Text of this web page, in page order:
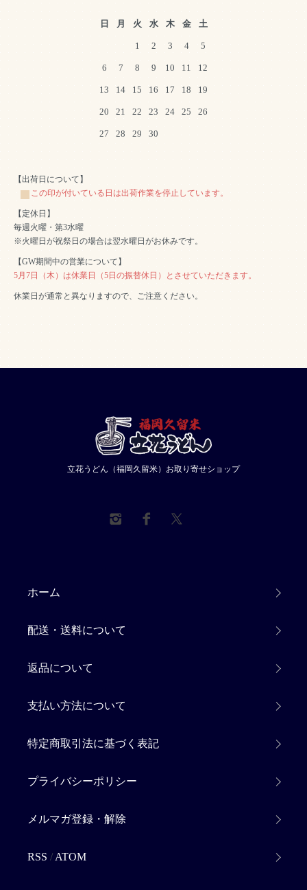
日 月 火 水 木 金 土
1 2 3 4 5
6 7 8 9 10 11 12
13 14 15 16 17 18 19
20 21 22 23 24 25 26
27 28 29 30
【出荷日について】
この印が付いている日は出荷作業を停止しています。
【定休日】
毎週火曜・第3水曜
※火曜日が祝祭日の場合は翌水曜日がお休みです。
【GW期間中の営業について】
5月7日（木）は休業日（5日の振替休日）とさせていただきます。
休業日が通常と異なりますので、ご注意ください。
立花うどん（福岡久留米）お取り寄せショップ
ホーム
配送・送料について
返品について
支払い方法について
特定商取引法に基づく表記
プライバシーポリシー
メルマガ登録・解除
RSS / ATOM